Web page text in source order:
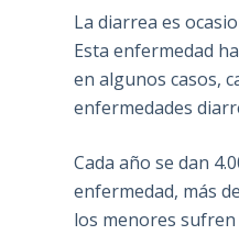
La diarrea es
Esta enfermedad
en algunos casos,
enfermedades
Cada año se dan
enfermedad, más
los menores